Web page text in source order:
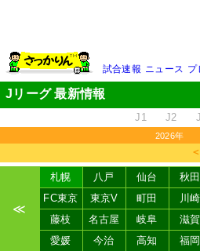
試合速報 ニュース プ
Jリーグ 最新情報
J1 J2
2026年
＜
≪
札幌 八戸 仙台 秋田
FC東京
東京V 町田 川崎
藤枝
名古屋 岐阜 滋賀
愛媛
今治 高知 福岡